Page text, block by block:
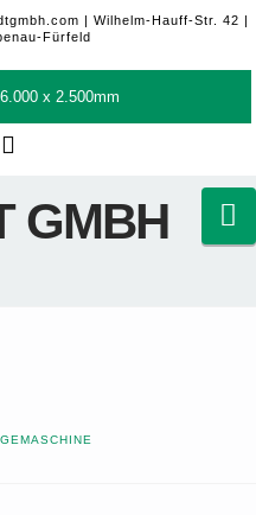
| Wilhelm-Hauff-Str. 42 |
Fürfeld
x 2.500mm